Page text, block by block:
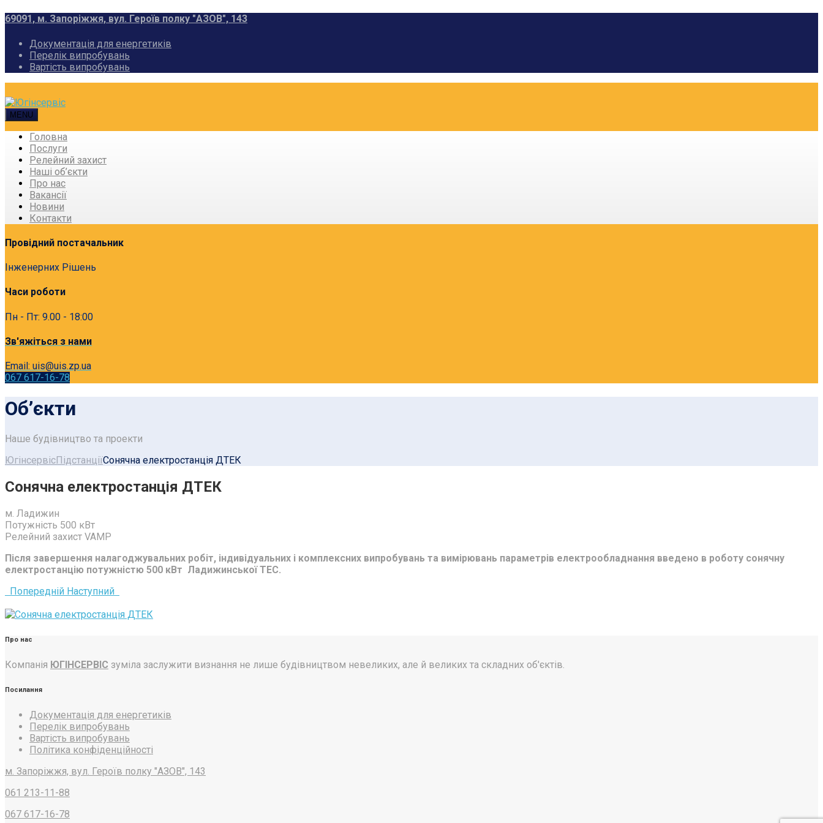
69091, м. Запоріжжя, вул. Героїв полку "АЗОВ", 143
Документація для енергетиків
Перелік випробувань
Вартість випробувань
MENU
Головна
Послуги
Релейний захист
Наші об’єкти
Про нас
Вакансії
Новини
Контакти
Провідний постачальник
Інженерних Рішень
Часи роботи
Пн - Пт: 9.00 - 18:00
Зв'яжіться з нами
Email: uis@uis.zp.ua
067 617-16-78
Об’єкти
Наше будівництво та проекти
ЮгінсервісПідстанціїCонячна електростанція ДТЕК
Cонячна електростанція ДТЕК
м. Ладижин
Потужність 500 кВт
Релейний захист VAMP
Після завершення налагоджувальних робіт, індивідуальних і комплексних випробувань та вимірювань параметрів електрообладнання введено в роботу сонячну
електростанцію потужністю 500 кВт Ладижинської ТЕС.
Попередній Наступний
Про нас
Компанія ЮГІНСЕРВІС зуміла заслужити визнання не лише будівництвом невеликих, але й великих та складних об'єктів.
Посилання
Документація для енергетиків
Перелік випробувань
Вартість випробувань
Політика конфіденційності
м. Запоріжжя, вул. Героїв полку "АЗОВ", 143
061 213-11-88
067 617-16-78